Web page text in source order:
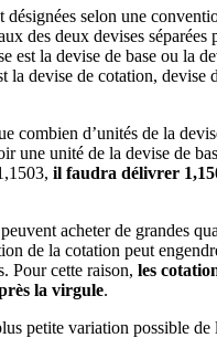
désignées selon une
des deux devises séparées
est la devise de base ou la
la devise de cotation, devise
combien d’unités de la
une unité de la devise de
il faudra délivrer
acheter de grandes
de la cotation peut
Pour cette raison, les
la virgule.
petite variation possible de